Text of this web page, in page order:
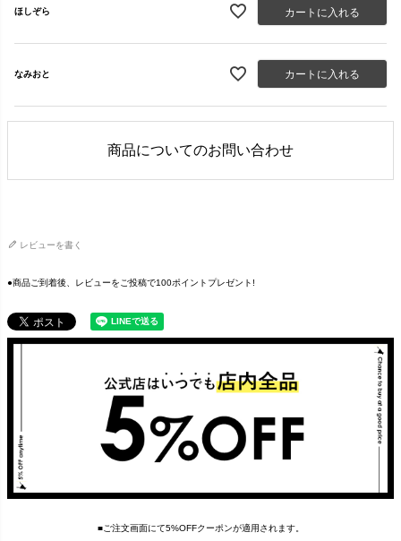
ほしぞら カートに入れる
なみおと カートに入れる
商品についてのお問い合わせ
レビューを書く
●商品ご到着後、レビューをご投稿で100ポイントプレゼント!
■ご注文画面にて5%OFFクーポンが適用されます。